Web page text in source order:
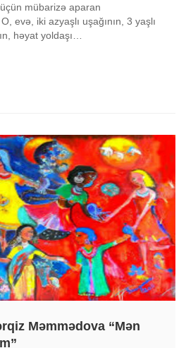
mübarizə aparan
evə, iki azyaşlı uşağının, 3 yaşlı
həyat yoldaşı…
Məmmədova “Mən